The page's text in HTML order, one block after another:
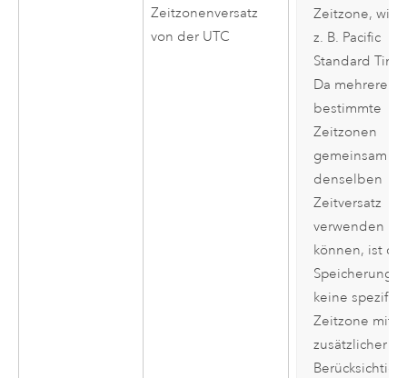
Zeitzonenversatz
von der UTC
Zeitzone, wie
z. B. Pacific
Standard
Da mehrere
bestimmte
Zeitzonen
gemeinsam
denselben
Zeitversatz
verwenden
können, ist die
Speicherung
keine
Zeitzone mit
zusätzlicher